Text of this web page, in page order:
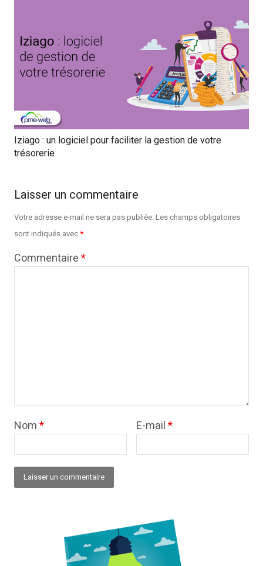
Iziago : un logiciel pour faciliter la gestion de votre
trésorerie
Laisser un commentaire
Votre adresse e-mail ne sera pas publiée.Les champs obligatoires
sont indiqués avec*
Commentaire*
Nom* E-mail*